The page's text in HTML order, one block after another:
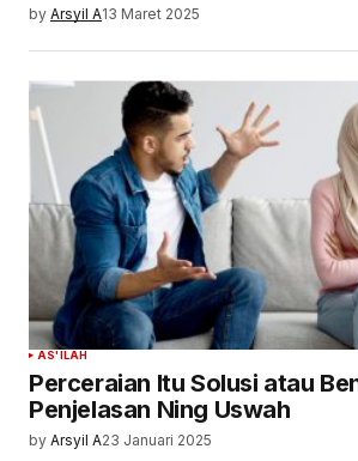
by Arsyil A13 Maret 2025
AS'ILAH
Perceraian Itu Solusi atau
Penjelasan Ning Uswah
by Arsyil A23 Januari 2025